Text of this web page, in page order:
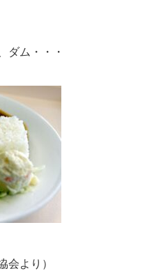
ダム・・・
会より）